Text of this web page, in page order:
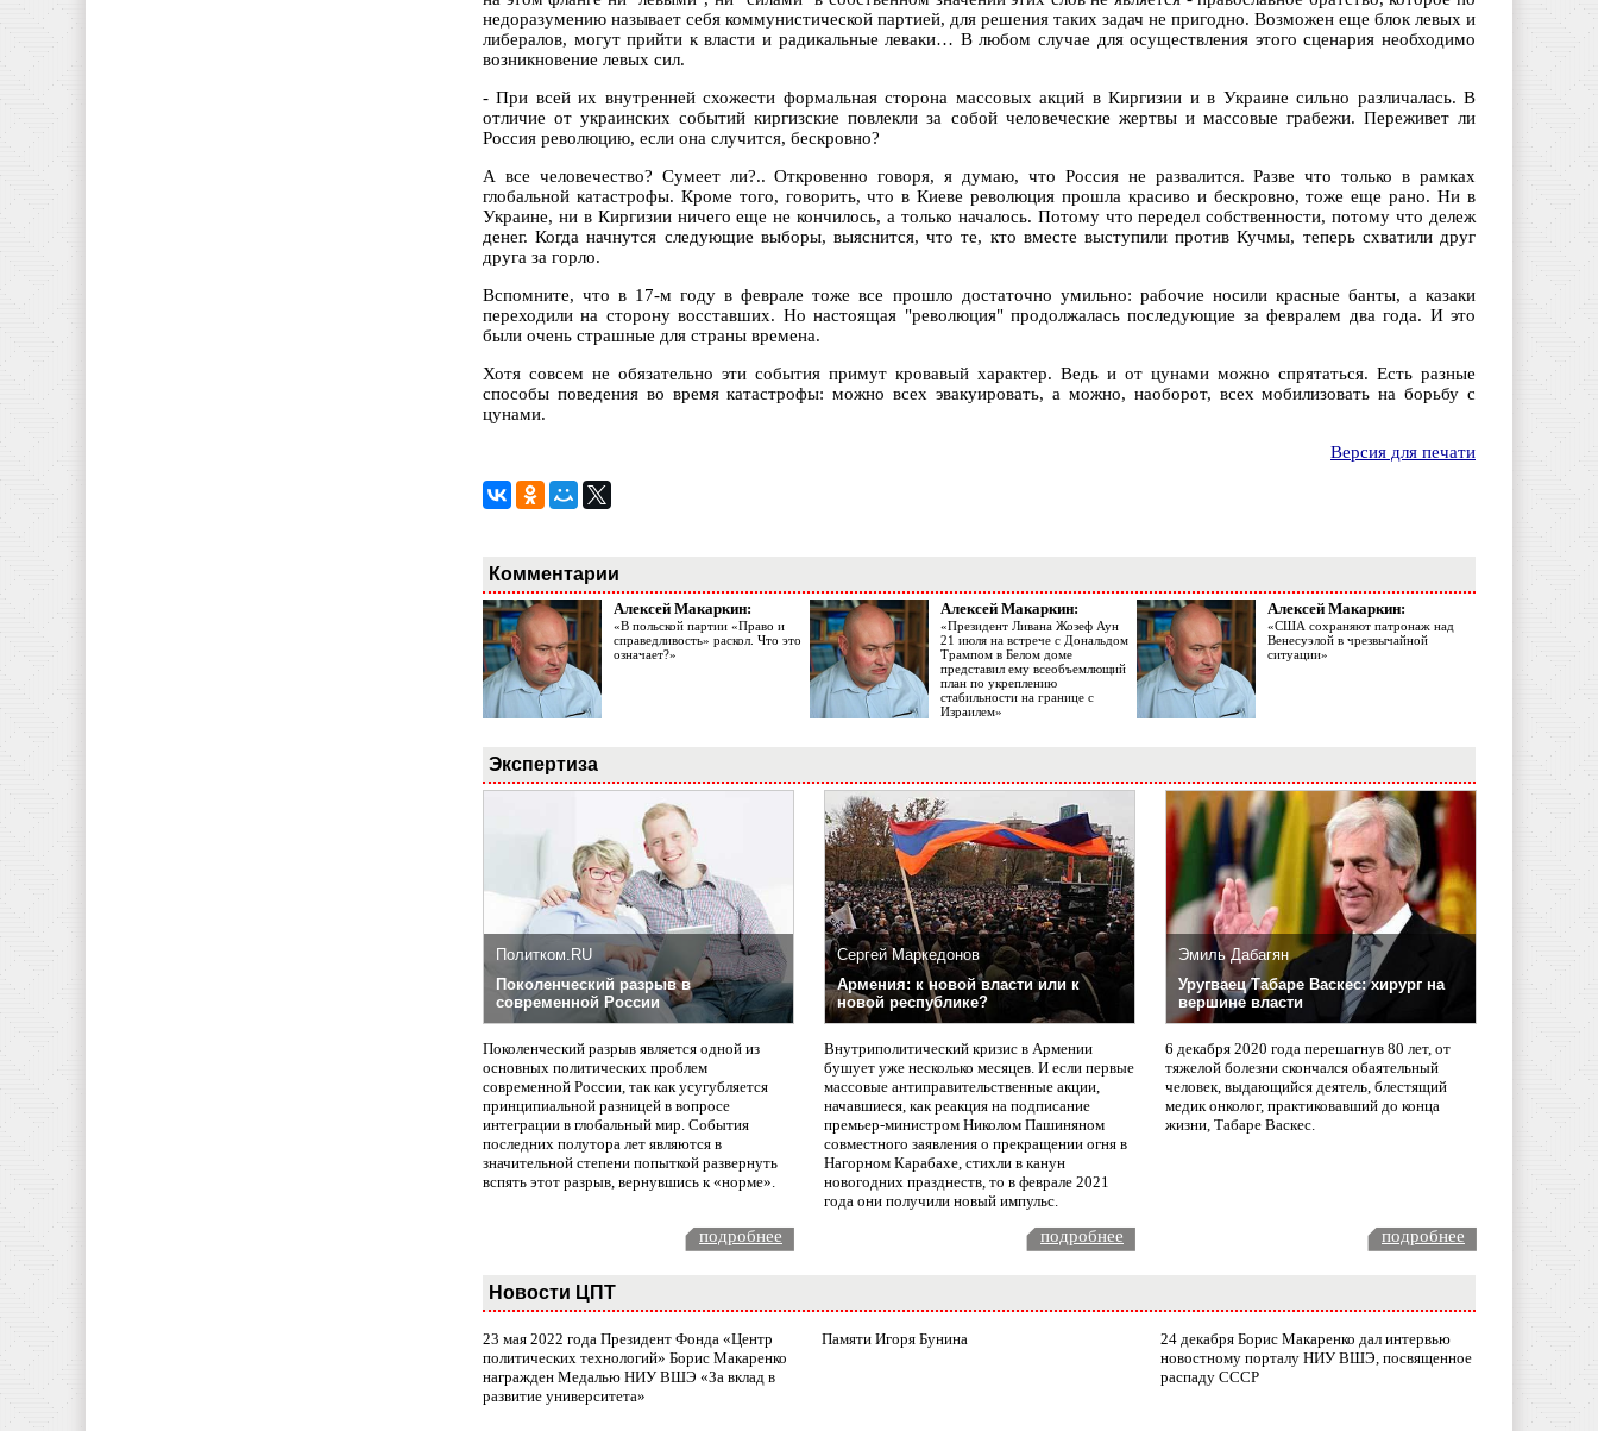
недоразумению называет себя коммунистической партией, для решения таких задач не пригодно. Возможен еще блок левых и
либералов, могут прийти к власти и радикальные леваки… В любом случае для осуществления этого сценария необходимо
возникновение левых сил.
- При всей их внутренней схожести формальная сторона массовых акций в Киргизии и в Украине сильно различалась. В
отличие от украинских событий киргизские повлекли за собой человеческие жертвы и массовые грабежи. Переживет ли
Россия революцию, если она случится, бескровно?
А все человечество? Сумеет ли?.. Откровенно говоря, я думаю, что Россия не развалится. Разве что только в рамках
глобальной катастрофы. Кроме того, говорить, что в Киеве революция прошла красиво и бескровно, тоже еще рано. Ни в
Украине, ни в Киргизии ничего еще не кончилось, а только началось. Потому что передел собственности, потому что дележ
денег. Когда начнутся следующие выборы, выяснится, что те, кто вместе выступили против Кучмы, теперь схватили друг
друга за горло.
Вспомните, что в 17-м году в феврале тоже все прошло достаточно умильно: рабочие носили красные банты, а казаки
переходили на сторону восставших. Но настоящая "революция" продолжалась последующие за февралем два года. И это
были очень страшные для страны времена.
Хотя совсем не обязательно эти события примут кровавый характер. Ведь и от цунами можно спрятаться. Есть разные
способы поведения во время катастрофы: можно всех эвакуировать, а можно, наоборот, всех мобилизовать на борьбу с
цунами.
Версия для печати
Комментарии
Алексей Макаркин:
«В польской партии «Право и
справедливость» раскол. Что это
означает?»
Алексей Макаркин:
«Президент Ливана Жозеф Аун
21 июля на встрече с Дональдом
Трампом в Белом доме
представил ему всеобъемлющий
план по укреплению
стабильности на границе с
Израилем»
Алексей Макаркин:
«США сохраняют патронаж над
Венесуэлой в чрезвычайной
ситуации»
Экспертиза
Политком.RU
Поколенческий разрыв в
современной России
Поколенческий разрыв является одной из
основных политических проблем
современной России, так как усугубляется
принципиальной разницей в вопросе
интеграции в глобальный мир. События
последних полутора лет являются в
значительной степени попыткой развернуть
вспять этот разрыв, вернувшись к «норме».
Сергей Маркедонов
Армения: к новой власти или к
новой республике?
Внутриполитический кризис в Армении
бушует уже несколько месяцев. И если первые
массовые антиправительственные акции,
начавшиеся, как реакция на подписание
премьер-министром Николом Пашиняном
совместного заявления о прекращении огня в
Нагорном Карабахе, стихли в канун
новогодних празднеств, то в феврале 2021
года они получили новый импульс.
Эмиль Дабагян
Уругваец Табаре Васкес: хирург на
вершине власти
6 декабря 2020 года перешагнув 80 лет, от
тяжелой болезни скончался обаятельный
человек, выдающийся деятель, блестящий
медик онколог, практиковавший до конца
жизни, Табаре Васкес.
подробнее подробнее подробнее
Новости ЦПТ
23 мая 2022 года Президент Фонда «Центр
политических технологий» Борис Макаренко
награжден Медалью НИУ ВШЭ «За вклад в
развитие университета»
Памяти Игоря Бунина
24 декабря Борис Макаренко дал интервью
новостному порталу НИУ ВШЭ, посвященное
распаду СССР